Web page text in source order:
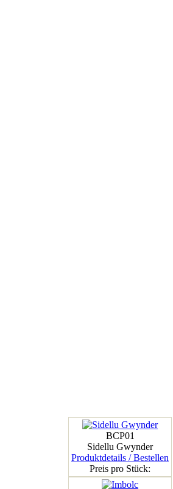
BCP01
Sidellu Gwynder
Produktdetails / Bestellen
Preis pro Stück: